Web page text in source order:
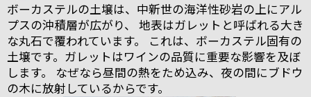
ボーカステルの土壌は、中新世の海洋性砂岩の上にアル
プスの沖積層が広がり、 地表はガレットと呼ばれる大き
な丸石で覆われています。 これは、ボーカステル固有の
土壌です。ガレットはワインの品質に重要な影響を及ぼ
します。 なぜなら昼間の熱をため込み、夜の間にブドウ
の木に放射しているからです。